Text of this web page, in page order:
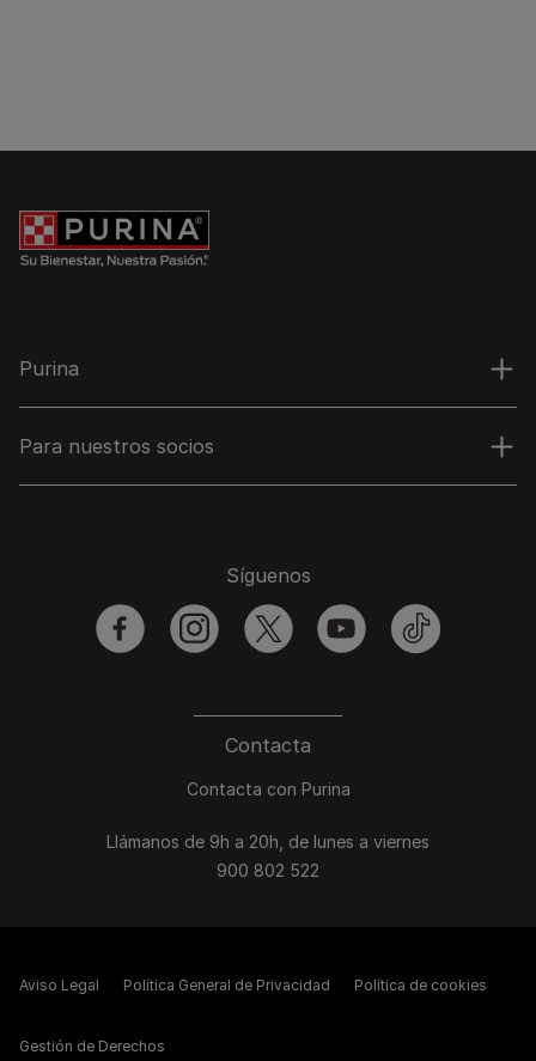
Purina
Para nuestros socios
Contacta
Contacta con Purina
Llámanos de 9h a 20h, de lunes a viernes
900 802 522
Síguenos
facebookinstagramtwitter youtubetiktok
Aviso Legal Política General de Privacidad Política de cookies
Gestión de Derechos